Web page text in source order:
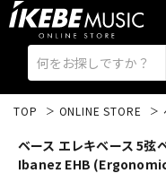
TOP ONLINE STORE
ベース エレキベース 5弦
Ibanez EHB